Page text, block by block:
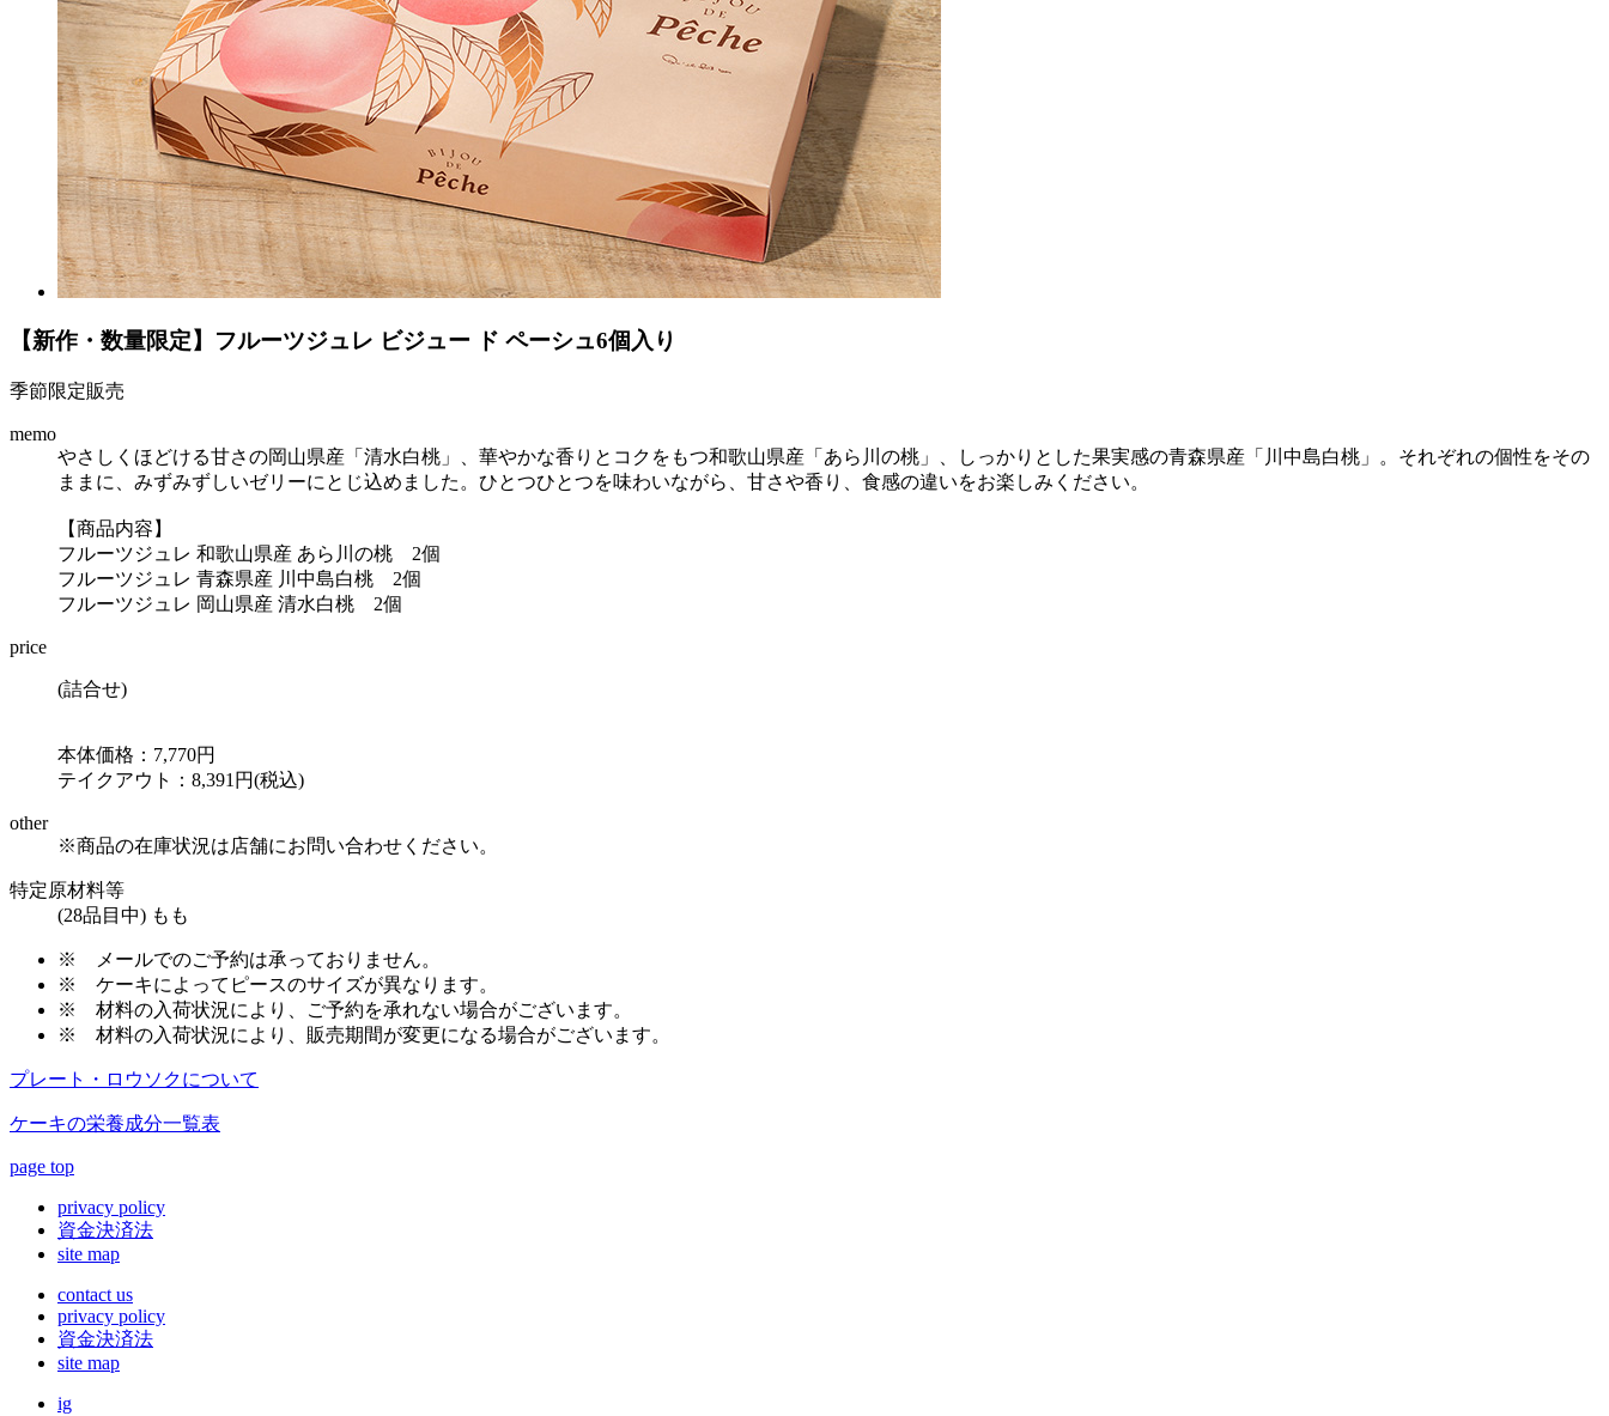
【新作・数量限定】フルーツジュレ ビジュー ド ペーシュ6個入り
季節限定販売
memo
やさしくほどける甘さの岡山県産「清水白桃」、華やかな香りとコクをもつ和歌山県産「あら川の桃」、しっかりとした果実感の青森県産「川中島白桃」。それぞれの個性をその
ままに、みずみずしいゼリーにとじ込めました。ひとつひとつを味わいながら、甘さや香り、食感の違いをお楽しみください。
【商品内容】
フルーツジュレ 和歌山県産 あら川の桃 2個
フルーツジュレ 青森県産 川中島白桃 2個
フルーツジュレ 岡山県産 清水白桃 2個
price
(詰合せ)
本体価格：7,770円
テイクアウト：8,391円(税込)
other
※商品の在庫状況は店舗にお問い合わせください。
特定原材料等
(28品目中) もも
※
メールでのご予約は承っておりません。
※ ケーキによってピースのサイズが異なります。
※ 材料の入荷状況により、ご予約を承れない場合がございます。
※ 材料の入荷状況により、販売期間が変更になる場合がございます。
プレート・ロウソクについて
ケーキの栄養成分一覧表
page top
privacy policy
資金決済法
site map
contact us
privacy policy
資金決済法
site map
ig